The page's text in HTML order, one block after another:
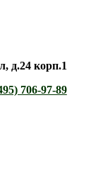
д.24 корп.1
706-97-89